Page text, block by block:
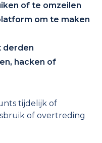
of te omzeilen
om te maken
derden
hacken of
tijdelijk of
of overtreding